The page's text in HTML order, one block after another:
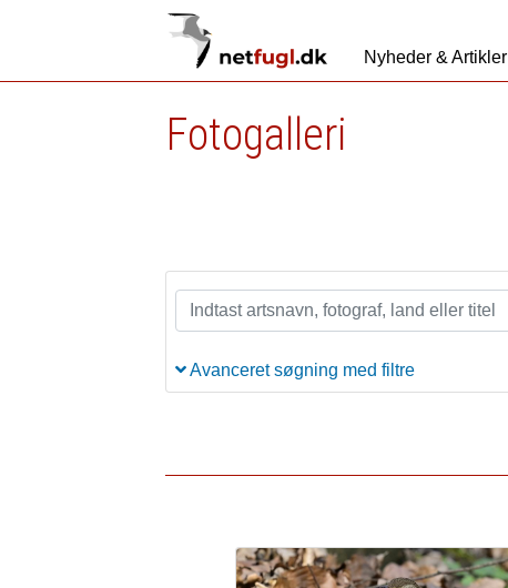
Nyheder & Artikler
Fotogalleri
Avanceret søgning med filtre